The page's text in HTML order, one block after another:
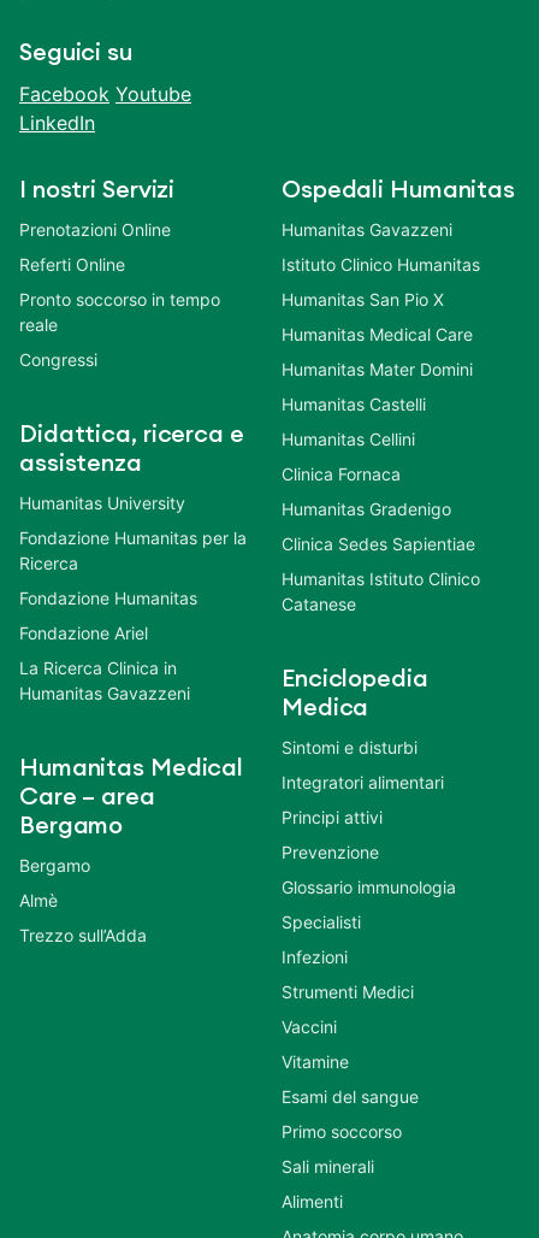
Seguici su
Facebook Youtube
LinkedIn
I nostri Servizi
Prenotazioni Online
Referti Online
Pronto soccorso in tempo
reale
Congressi
Didattica, ricerca e
assistenza
Humanitas University
Fondazione Humanitas per la
Ricerca
Fondazione Humanitas
Fondazione Ariel
La Ricerca Clinica in
Humanitas Gavazzeni
Humanitas Medical
Care – area
Bergamo
Bergamo
Almè
Trezzo sull’Adda
Ospedali Humanitas
Humanitas Gavazzeni
Istituto Clinico Humanitas
Humanitas San Pio X
Humanitas Medical Care
Humanitas Mater Domini
Humanitas Castelli
Humanitas Cellini
Clinica Fornaca
Humanitas Gradenigo
Clinica Sedes Sapientiae
Humanitas Istituto Clinico
Catanese
Enciclopedia
Medica
Sintomi e disturbi
Integratori alimentari
Principi attivi
Prevenzione
Glossario immunologia
Specialisti
Infezioni
Strumenti Medici
Vaccini
Vitamine
Esami del sangue
Primo soccorso
Sali minerali
Alimenti